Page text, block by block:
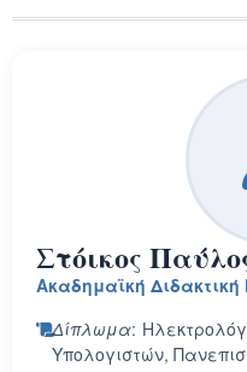
Στόικος
Ακαδημαϊκή Διδακτική
Δίπλωμα:
Υπολογιστών,